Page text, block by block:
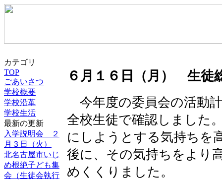
カテゴリ
TOP
ごあいさつ
学校概要
学校沿革
学校生活
最新の更新
入学説明会 ２
月３日（火）
北名古屋市いじ
め根絶子ども集
会（生徒会執行
６月１６日（月） 生徒
今年度の委員会の活動
全校生徒で確認しました
にしようとする気持ちを
後に、その気持ちをより
めくくりました。